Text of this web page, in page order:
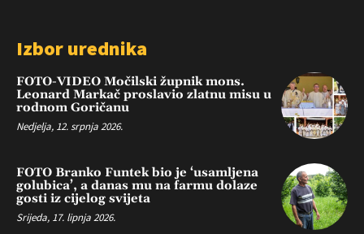
Izbor urednika
FOTO-VIDEO Močilski župnik mons.
Leonard Markač proslavio zlatnu misu u
rodnom Goričanu
Nedjelja, 12. srpnja 2026.
FOTO Branko Funtek bio je ‘usamljena
golubica’, a danas mu na farmu dolaze
gosti iz cijelog svijeta
Srijeda, 17. lipnja 2026.